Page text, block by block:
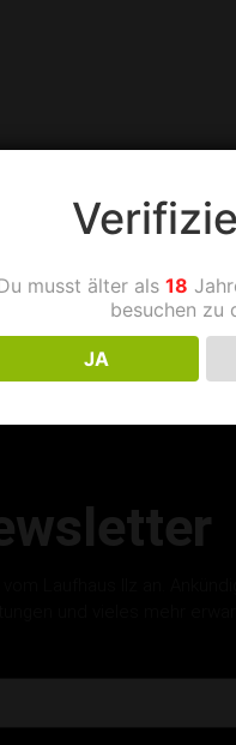
musst älter als 18
besuchen zu
JA